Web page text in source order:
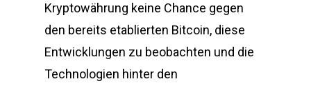
Kryptowährung keine Chance gegen
den bereits etablierten Bitcoin, diese
Entwicklungen zu beobachten und die
Technologien hinter den